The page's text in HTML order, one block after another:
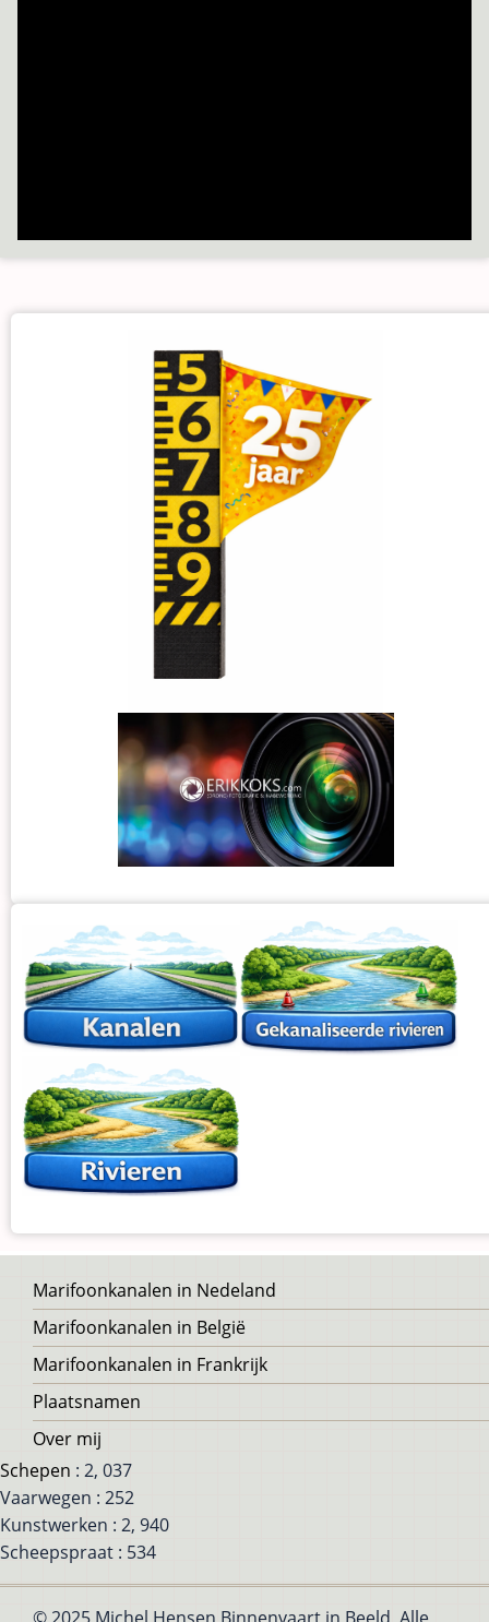
Voet
Marifoonkanalen in Nedeland
Marifoonkanalen in België
Marifoonkanalen in Frankrijk
Plaatsnamen
Over mij
Schepen : 2, 037
Vaarwegen : 252
Kunstwerken : 2, 940
Scheepspraat : 534